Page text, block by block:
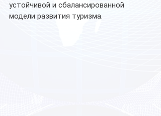
устойчивой и сбалансированной
модели развития туризма.